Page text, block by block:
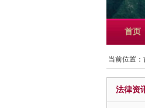
首页
当前位置：
法律资